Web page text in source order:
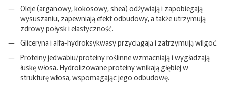
Oleje (arganowy, kokosowy, shea) odżywiają i zapobiegają
wysuszaniu, zapewniają efekt odbudowy, a także utrzymują
zdrowy połysk i elastyczność.
Gliceryna i alfa-hydroksykwasy przyciągają i zatrzymują wilgoć.
Proteiny jedwabiu/proteiny roślinne wzmacniają i wygładzają
łuskę włosa. Hydrolizowane proteiny wnikają głębiej w
strukturę włosa, wspomagając jego odbudowę.